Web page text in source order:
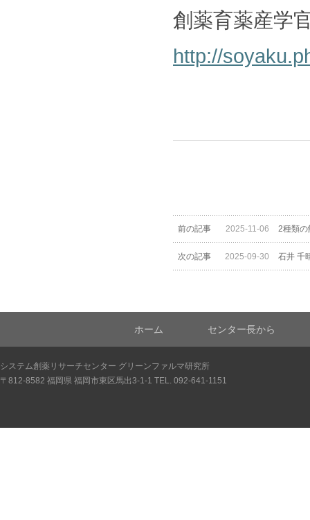
創薬育薬産学
http://
前の記事 2025-11-06 2種類の
～創薬
次の記事 2025-09-30 石井 千
ホーム センター長から
システム創薬リサーチセンター グリーンファルマ研究所
〒812-8582 福岡県 福岡市東区馬出3-1-1 TEL. 092-641-1151